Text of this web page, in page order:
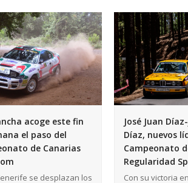
acoge este fin
el paso del
de Canarias
se desplazan los
José Juan
Díaz, nuevos
Campeonato
Regularidad
Con su victoria